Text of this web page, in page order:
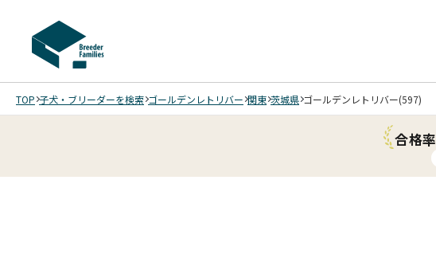
TOP 子犬・ブリーダーを検索 ゴールデンレトリバー 関東 茨城県 ゴールデンレトリバー(597)
合格率